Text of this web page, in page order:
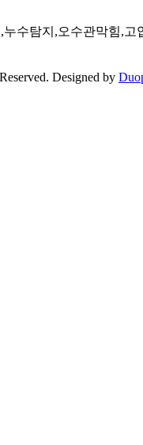
수탐지,오수관막힘,고
Designed by